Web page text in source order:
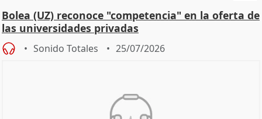
Bolea (UZ) reconoce "competencia" en la oferta de
las universidades privadas
Sonido Totales 25/07/2026